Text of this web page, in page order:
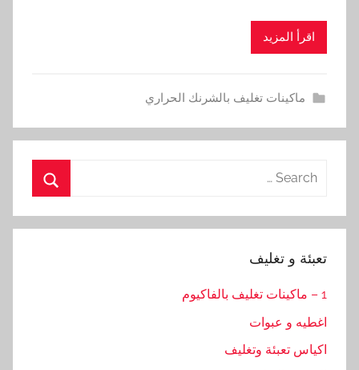
اقرأ المزيد
ماكينات تغليف بالشرنك الحراري
Search
تعبئة و تغليف
1 – ماكينات تغليف بالفاكيوم
اغطيه و عبوات
اكياس تعبئة وتغليف